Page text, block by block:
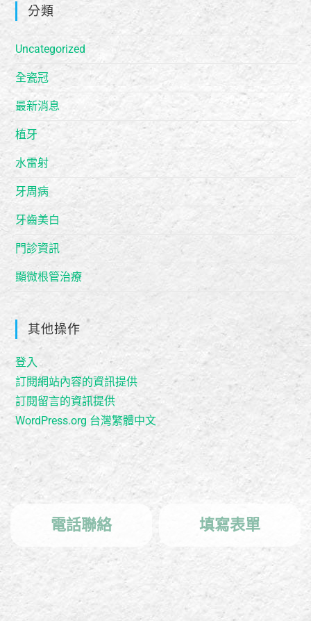
分類
Uncategorized
全瓷冠
最新消息
植牙
水雷射
牙周病
牙齒美白
門診資訊
顯微根管治療
其他操作
登入
訂閱網站內容的資訊提供
訂閱留言的資訊提供
WordPress.org 台灣繁體中文
電話聯絡 填寫表單